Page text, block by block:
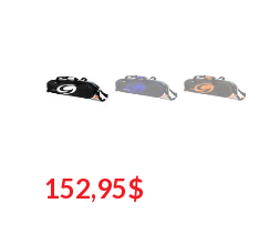
152,95$